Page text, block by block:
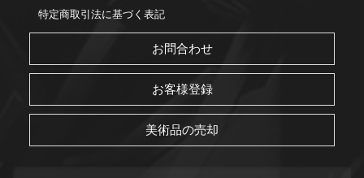
特定商取引法に基づく表記
お問合わせ
お客様登録
美術品の売却